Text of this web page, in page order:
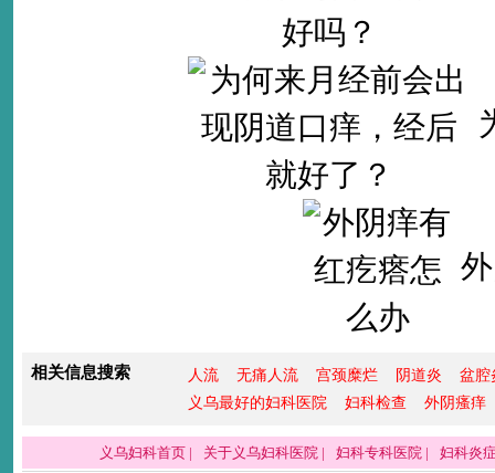
相关信息搜索 人流 无痛人流 宫颈糜烂 阴道炎
盆腔
义乌最好的妇科医院
妇科检查 外阴瘙痒
义乌妇科首页 | 关于义乌妇科医院 | 妇科专科医院 | 妇科炎